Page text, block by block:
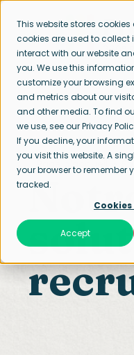
This website stores
cookies are used to
interact with our website
you. We use this
customize your browsing
and metrics about our
and other media. To find
we use, see our Privacy
If you decline, your
you visit this website. A
your browser to remember
tracked.
Accept
Page d’accueil